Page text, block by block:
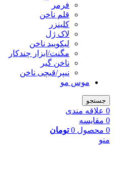
فرمر
قلم ناخن
کلینزر
لاک ژل
لیکوييد ناخن
مگنت/ابزار چندکار
ناخن گیر
نیپر/قیچی ناخن
موس مو
جستجو
0 علاقه مندی
0 مقایسه
0 محصول 0 تومان
منو